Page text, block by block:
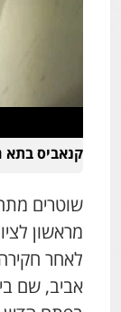
קנאביס בתא
שוטרים
מראשון
לאחר
אביב, שם